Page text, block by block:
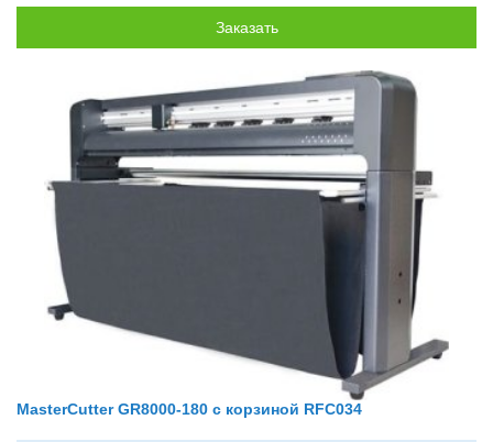
MasterCutter GR8000-180 с корзиной RFC034